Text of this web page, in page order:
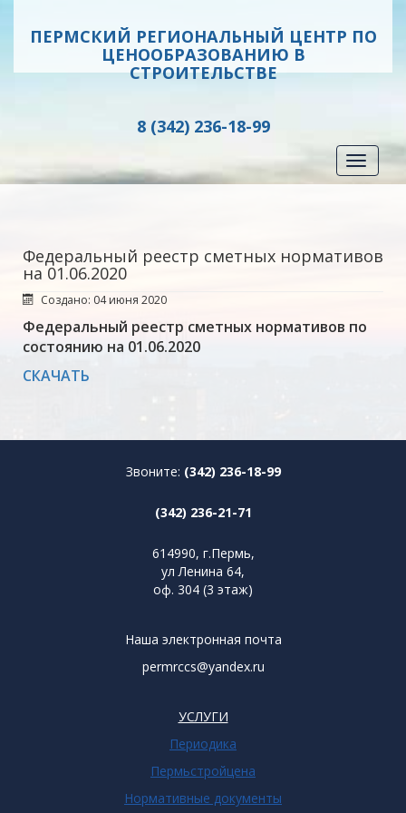
ПЕРМСКИЙ РЕГИОНАЛЬНЫЙ ЦЕНТР ПО
ЦЕНООБРАЗОВАНИЮ В
СТРОИТЕЛЬСТВЕ
8 (342) 236-18-99
Toggle
Федеральный реестр сметных нормативов
на 01.06.2020
Создано: 04 июня 2020
Федеральный реестр сметных нормативов по
состоянию на 01.06.2020
СКАЧАТЬ
Звоните: (342) 236-18-99
(342) 236-21-71
614990, г.Пермь,
ул Ленина 64,
оф. 304 (3 этаж)
Наша электронная почта
permrccs@yandex.ru
УСЛУГИ
Периодика
Пермьстройцена
Нормативные документы